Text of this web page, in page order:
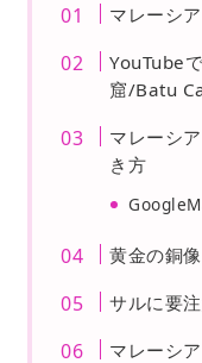
マレーシ
YouTube
窟/Batu
マレーシ
き方
黄金の銅
サルに要
マレーシ